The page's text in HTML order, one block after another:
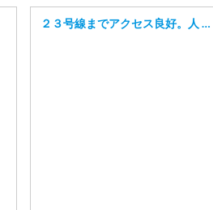
２３号線までアクセス良好。人 …